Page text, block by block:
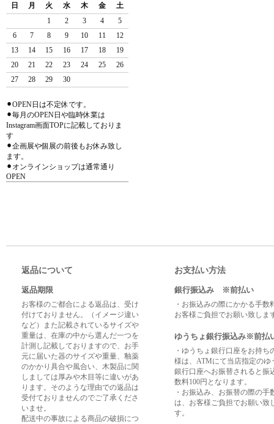
日
月 火 水 木 金
土
1
2 3 4
5
6
7 8 9 10 11
12
13
14 15 16 17 18
19
20
21 22 23 24 25
26
27
28 29 30
⚫︎OPEN日は不定休です。
⚫︎毎月のOPEN日や臨時休業は
Instagram画面TOPに記載しておりま
す
⚫︎企画展や個展の前後もお休み致し
ます。
⚫︎オンラインショップは通常通り
OPEN
返品について
返品期限
お客様のご都合による返品は、受け
付けておりません。（イメージ違い
など）また記載されているサイズや
重量は、在庫の中から選んだ一つを
計測し記載しておりますので、お手
元に届いた器のサイズや重量、釉薬
のかかり具合や風合い、木製品に関
しましては厚みや木目等に違いがあ
ります。そのような理由での返品は
受付ておりませんのでご了承くださ
いませ。
配送中の事故による商品の破損につ
お支払い方法
銀行振込み ※前払い
・お振込みの際にかかる手数
お客様ご負担でお願い致しま
ゆうちょ銀行振込み※前払
・ゆうちょ銀行口座をお持ち
様は、ATMにて当店指定のゆ
銀行口座へお振替されると振
数料100円となります。
・お振込み、お振替の際の手
は、お客様ご負担でお願い致
す。